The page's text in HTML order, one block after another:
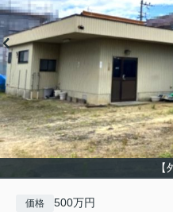
【
価格 500万円